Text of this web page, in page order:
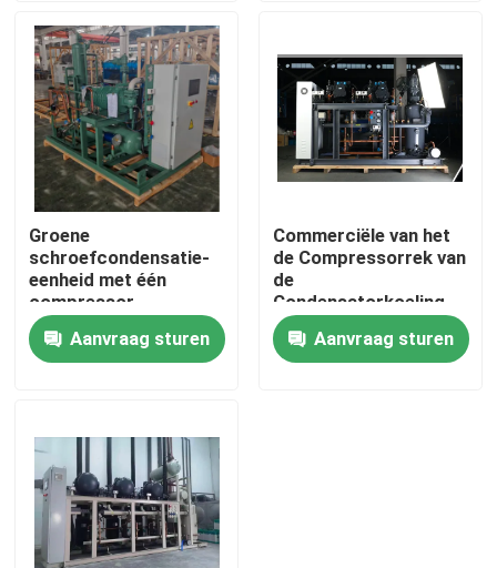
Over Ons
Fabriekstour
Kwaliteitscontrole
Neem contact met ons op
Nieuws
Vraag een offerte
koelkamer verdamper
Groene
schroefcondensatie-
eenheid met één
compressor
Aanvraag sturen
Commerciële van het
de Compressorrek van
de
Condensatorkoeling
het Systeemdouane
Aanvraag sturen